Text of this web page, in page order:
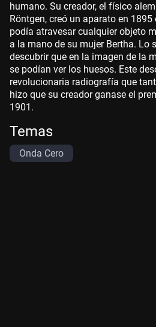
humano. Su creador, el físico
Röntgen, creó un aparato en
podía atravesar cualquier objeto
a la mano de su mujer Bertha. Lo
descubrir que en la imagen de la
se podían ver los huesos. Este
revolucionaria radiografía que
hizo que su creador ganase el
1901.
Temas
Onda Cero